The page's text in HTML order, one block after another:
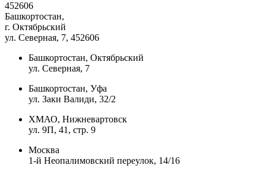
452606
Башкортостан,
г. Октябрьский
ул. Северная, 7, 452606
Башкортостан, Октябрьский
ул. Северная, 7
Башкортостан, Уфа
ул. Заки Валиди, 32/2
ХМАО, Нижневартовск
ул. 9П, 41, стр. 9
Москва
1-й Неопалимовский переулок, 14/16